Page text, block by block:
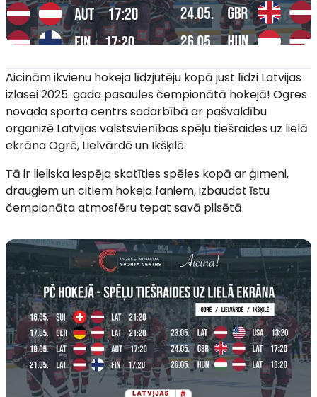
Aicinām ikvienu hokeja līdzjutēju kopā just līdzi Latvijas
izlasei 2025. gada pasaules čempionātā hokejā! Ogres
novada sporta centrs sadarbībā ar pašvaldību
organizē Latvijas valstsvienības spēļu tiešraides uz lielā
ekrāna Ogrē, Lielvārdē un Ikšķilē.
Tā ir lieliska iespēja skatīties spēles kopā ar ģimeni,
draugiem un citiem hokeja faniem, izbaudot īstu
čempionāta atmosfēru tepat savā pilsētā.